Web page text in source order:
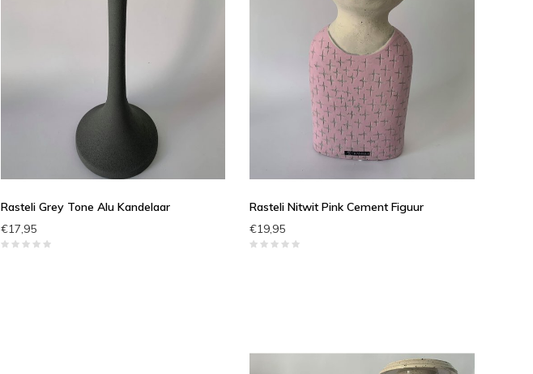
Rasteli Grey Tone Alu Kandelaar
€17,95
Rasteli Nitwit Pink Cement Figuur
€19,95